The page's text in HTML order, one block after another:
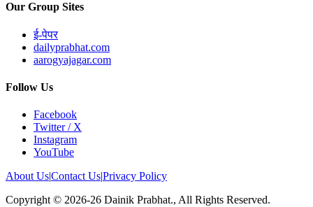
Our Group Sites
ई-पेपर
dailyprabhat.com
aarogyajagar.com
Follow Us
Facebook
Twitter / X
Instagram
YouTube
About Us|Contact Us|Privacy Policy
Copyright © 2026-26 Dainik Prabhat., All Rights Reserved.